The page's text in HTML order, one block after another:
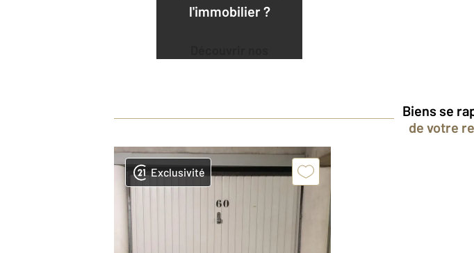
l'immobilier ?
Biens se
de votre
Exclusivité